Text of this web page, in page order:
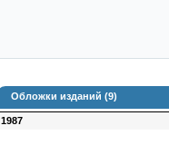
Обложки изданий (9)
1987